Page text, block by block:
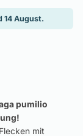
14 August.
pumilio
mit